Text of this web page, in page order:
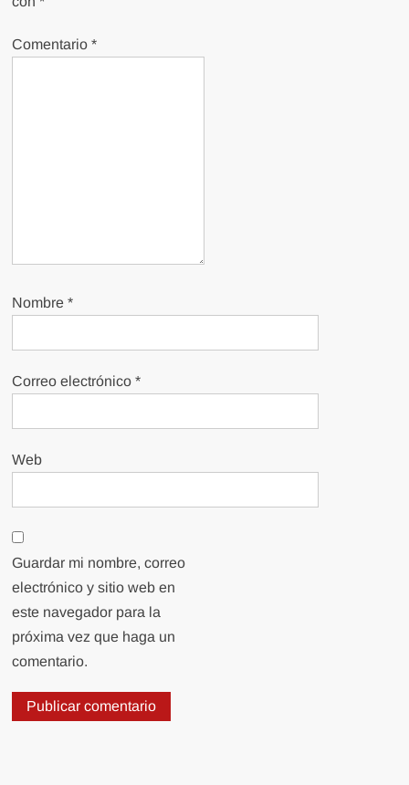
Comentario*
Nombre*
Correo electrónico*
Web
Guardar mi nombre, correo
electrónico y sitio web en
este navegador para la
próxima vez que haga un
comentario.